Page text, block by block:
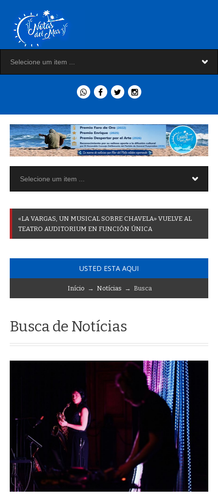
«LA VARGAS UN MUSICAL SOBRE CHAVELA» VUELVE AL
TEATRO AUDITORIUM EN FUNCIÓN ÚNICA
USTED ESTA AQUI
Início → Notícias → Busca
Busca de Notícias